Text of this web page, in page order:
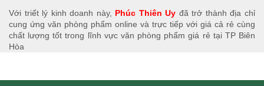
Với triết lý kinh doanh này, Phúc Thiên Uy đã trở thành địa chỉ
cung ứng văn phòng phẩm online và trực tiếp với giá cả rẻ cùng
chất lượng tốt trong lĩnh vực văn phòng phẩm giá rẻ tại TP Biên
Hòa